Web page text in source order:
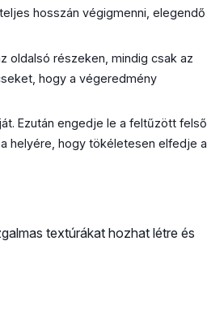
hosszán végigmenni, elegendő
oldalsó részeken, mindig csak az
hogy a végeredmény
Ezután engedje le a feltűzött felső
helyére, hogy tökéletesen elfedje a
textúrákat hozhat létre és